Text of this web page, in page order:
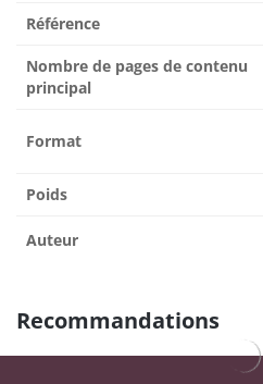
Référence
Nombre de pages de contenu
principal
Format
Poids
Auteur
Recommandations